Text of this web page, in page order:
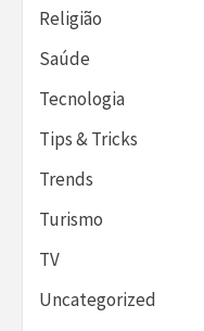
Religião
Saúde
Tecnologia
Tips & Tricks
Trends
Turismo
TV
Uncategorized